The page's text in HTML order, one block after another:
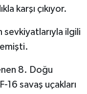
karşı çıkıyor.
sevkiyatlarıyla ilgili
8. Doğu
16 savaş uçakları